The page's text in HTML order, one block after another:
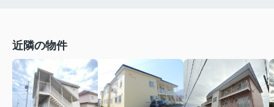
近隣の物件